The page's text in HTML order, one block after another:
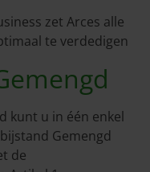
zet Arces alle
te verdedigen
kunt u in één enkel
Gemengd
de